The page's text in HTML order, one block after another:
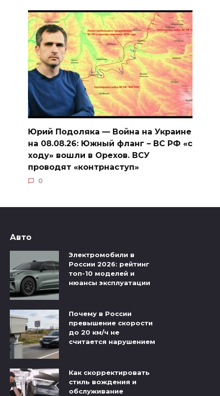
Юрий Подоляка — Война на Украине
на 08.08.26: Южный фланг – ВС РФ «с
ходу» вошли в Орехов. ВСУ
проводят «контрнаступ»
0
Авто
Электромобили в
России 2026: рейтинг
топ-10 моделей и
нюансы эксплуатации
Почему в России
превышение скорости
до 20 км/ч не
считается нарушением
Как скорректировать
стиль вождения и
обслуживание